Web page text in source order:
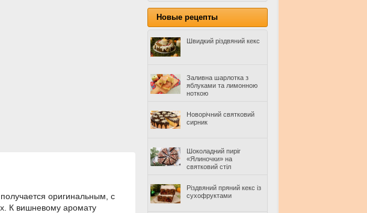
оригинальным, с
К вишневому аромату
Новые рецепты
Швидкий різдвяний кекс
Заливна шарлотка з
яблуками та лимонною
ноткою
Новорічний святковий
сирник
Шоколадний пиріг
«Ялиночки» на
святковий стіл
Різдвяний пряний кекс із
сухофруктами